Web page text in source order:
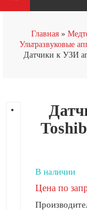
Главная
Ультразвуковые
Датчики к УЗИ
В наличии
Цена по